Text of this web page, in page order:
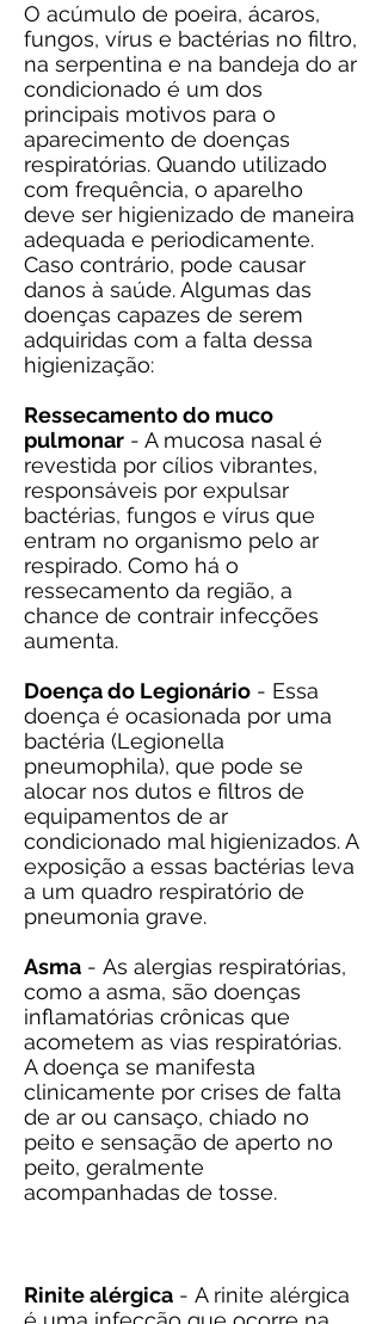
O acúmulo de poeira, ácaros,
fungos, vírus e bactérias no filtro,
na serpentina e na bandeja do ar
condicionado é um dos
principais motivos para o
aparecimento de doenças
respiratórias. Quando utilizado
com frequência, o aparelho
deve ser higienizado de maneira
adequada e periodicamente.
Caso contrário, pode causar
danos à saúde. Algumas das
doenças capazes de serem
adquiridas com a falta dessa
higienização:
Ressecamento do muco
pulmonar - A mucosa nasal é
revestida por cílios vibrantes,
responsáveis por expulsar
bactérias, fungos e vírus que
entram no organismo pelo ar
respirado. Como há o
ressecamento da região, a
chance de contrair infecções
aumenta.
Doença do Legionário - Essa
doença é ocasionada por uma
bactéria (Legionella
pneumophila), que pode se
alocar nos dutos e filtros de
equipamentos de ar
condicionado mal higienizados. A
exposição a essas bactérias leva
a um quadro respiratório de
pneumonia grave.
Asma - As alergias respiratórias,
como a asma, são doenças
inflamatórias crônicas que
acometem as vias respiratórias.
A doença se manifesta
clinicamente por crises de falta
de ar ou cansaço, chiado no
peito e sensação de aperto no
peito, geralmente
acompanhadas de tosse.
Rinite alérgica - A rinite alérgica